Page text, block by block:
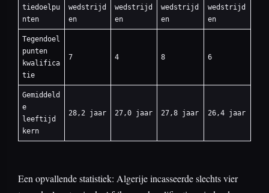
tiedoelpu
nten
wedstrijd
en
wedstrijd
en
wedstrijd
en
wedstrijd
en
Tegendoel
punten
kwalifica
tie
7 4 8 6
Gemiddeld
e
leeftijd
kern
28,2 jaar 27,0 jaar 27,8 jaar 26,4 jaar
Een opvallende statistiek: Algerije incasseerde slechts vier